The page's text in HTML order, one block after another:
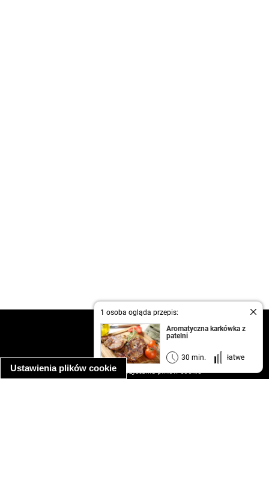
Ustawienia plików cookie
1 osoba ogląda przepis:
Aromatyczna karkówka z
patelni
30 min. łatwe
kontakt
regulamin
informacja o prywatności
informacja o wykorzystaniu plików cookie